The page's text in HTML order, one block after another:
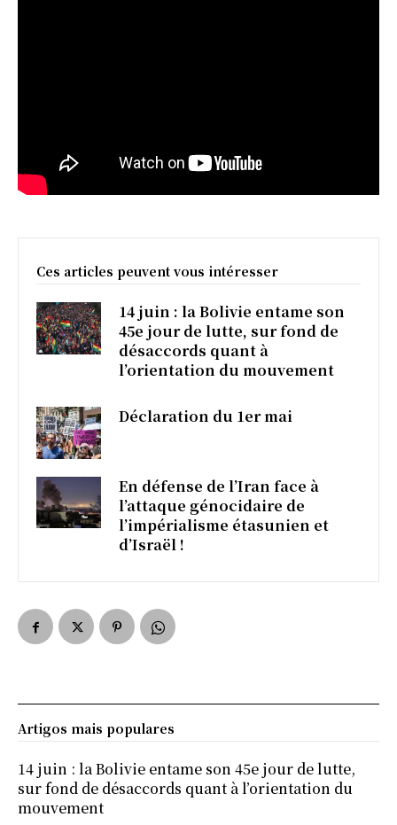
Ces articles peuvent vous intéresser
14 juin : la Bolivie entame son
45e jour de lutte, sur fond de
désaccords quant à
l’orientation du mouvement
Déclaration du 1er mai
En défense de l’Iran face à
l’attaque génocidaire de
l’impérialisme étasunien et
d’Israël !
Artigos mais populares
14 juin : la Bolivie entame son 45e jour de lutte,
sur fond de désaccords quant à l’orientation du
mouvement